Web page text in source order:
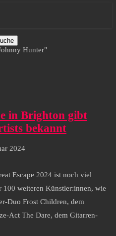
Hunter"
in Brighton gibt
bekannt
2024
Escape 2024 ist noch viel
100 weiteren Künstler:innen, wie
Duo Frost Children, dem
Act The Dare, dem Gitarren-